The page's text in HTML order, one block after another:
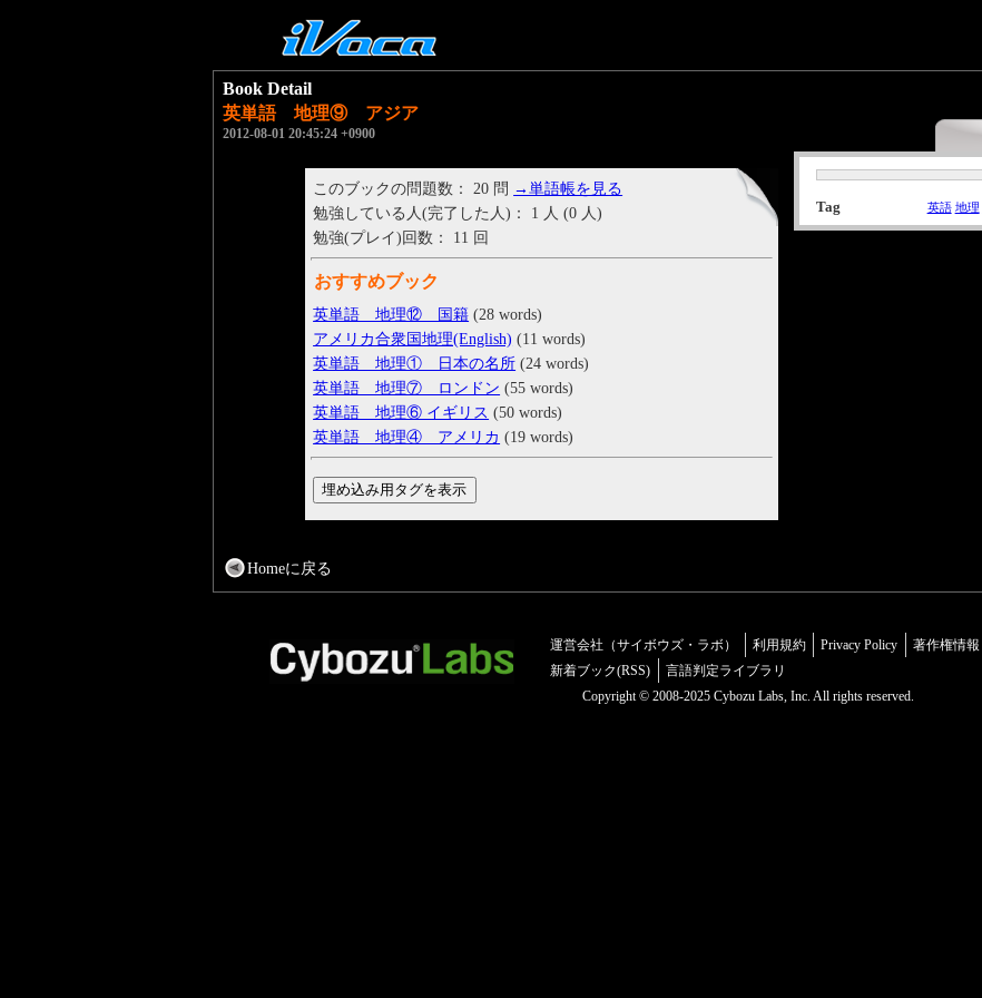
Book Detail
英単語 地理⑨ アジア
2012-08-01 20:45:24 +0900
Tag 英語 地理
このブックの問題数： 20 問 →単語帳を見る
勉強している人(完了した人)： 1 人 (0 人)
勉強(プレイ)回数： 11 回
おすすめブック
英単語 地理⑫ 国籍 (28 words)
アメリカ合衆国地理(English) (11 words)
英単語 地理① 日本の名所 (24 words)
英単語 地理⑦ ロンドン (55 words)
英単語 地理⑥ イギリス (50 words)
英単語 地理④ アメリカ (19 words)
Homeに戻る
運営会社（サイボウズ・ラボ） 利用規約 Privacy Policy 著作権情報
新着ブック(RSS)
言語判定ライブラリ
Copyright © 2008-2025 Cybozu Labs, Inc. All rights reserved.